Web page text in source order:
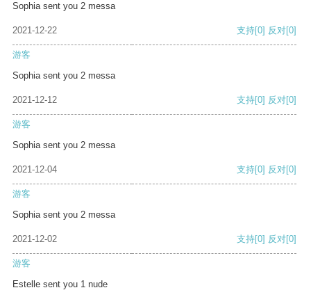
Sophia sent you 2 messa
2021-12-22 支持[0] 反对[0]
游客
Sophia sent you 2 messa
2021-12-12 支持[0] 反对[0]
游客
Sophia sent you 2 messa
2021-12-04 支持[0] 反对[0]
游客
Sophia sent you 2 messa
2021-12-02 支持[0] 反对[0]
游客
Estelle sent you 1 nude